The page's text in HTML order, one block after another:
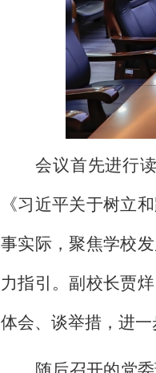
会议首先进行
《习近平关于树立
事实际，聚焦学校
力指引。副校长贾
体会、谈举措，进